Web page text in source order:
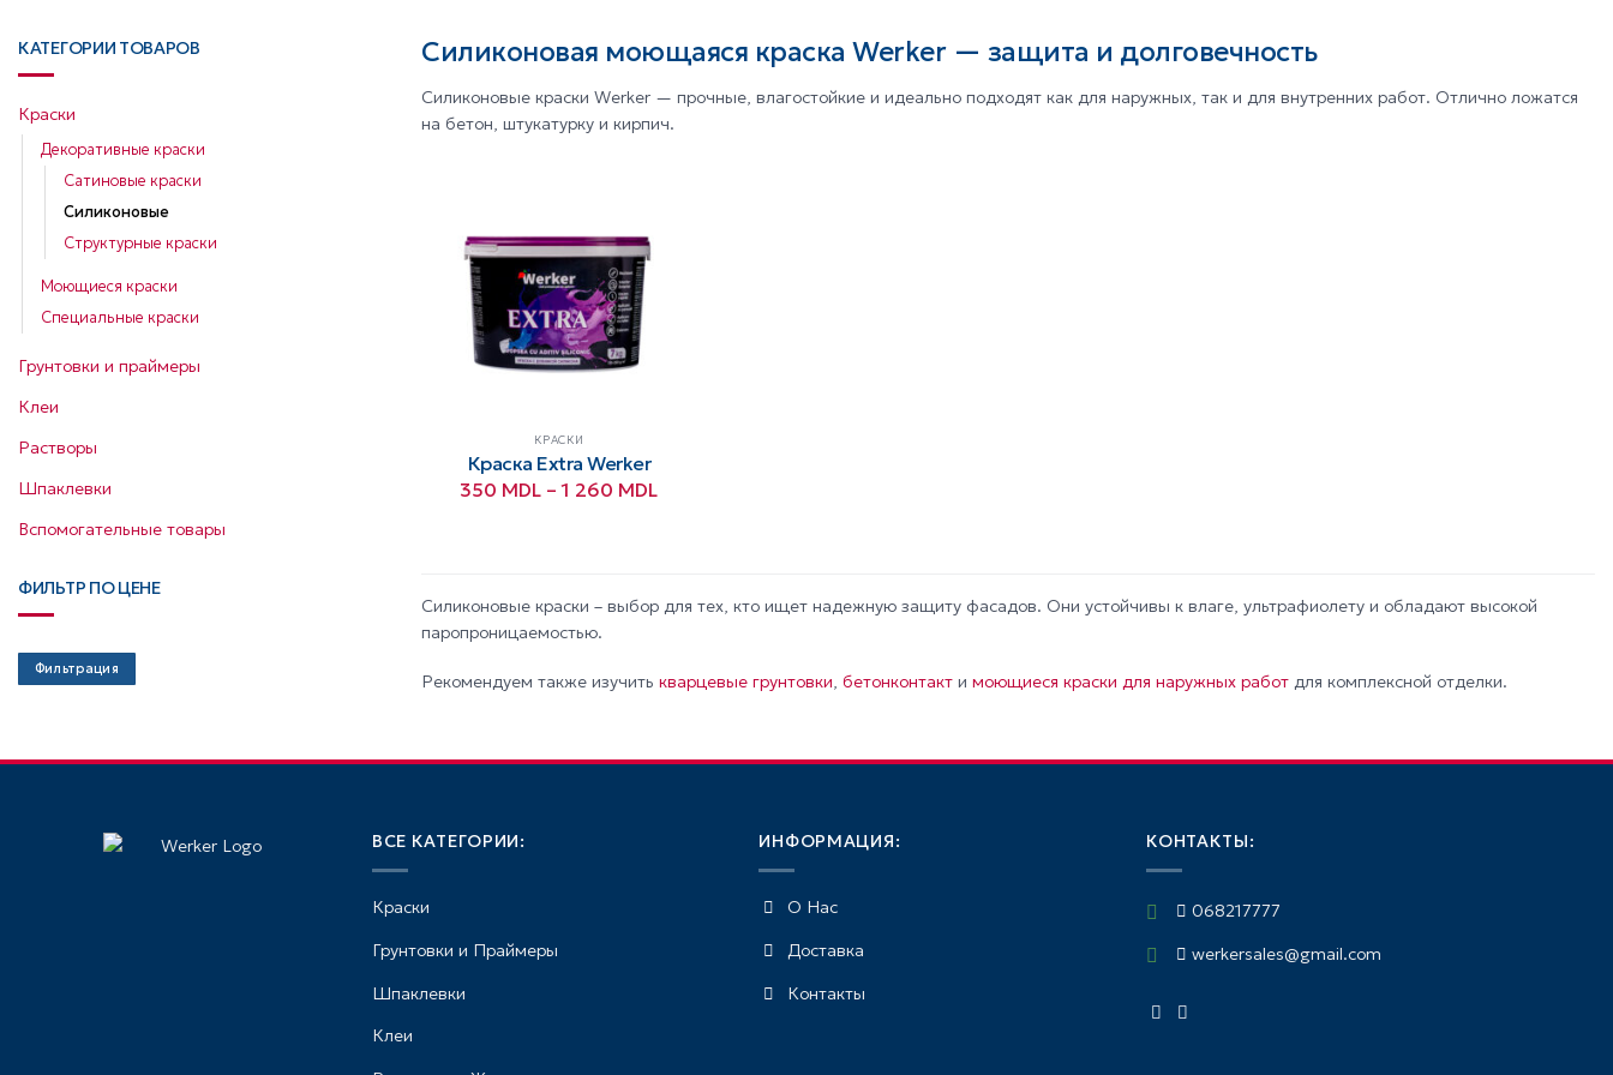
КАТЕГОРИИ ТОВАРОВ
Краски
Декоративные краски
Сатиновые краски
Силиконовые
Структурные краски
Моющиеся краски
Специальные краски
Грунтовки и праймеры
Клеи
Растворы
Шпаклевки
Вспомогательные товары
ФИЛЬТР ПО ЦЕНЕ
Минимальная
цена
Максимальная
цена
Фильтрация
Силиконовая моющаяся краска Werker — защита и долговечность
Силиконовые краски Werker — прочные, влагостойкие и идеально подходят как для наружных, так и для внутренних работ. Отлично ложатся
на бетон, штукатурку и кирпич.
КРАСКИ
Краска Extra Werker
350 MDL – 1 260 MDL
Силиконовые краски – выбор для тех, кто ищет надежную защиту фасадов. Они устойчивы к влаге, ультрафиолету и обладают высокой
паропроницаемостью.
Рекомендуем также изучить кварцевые грунтовки бетонконтакт и моющиеся краски для наружных работ для комплексной отделки.
ВСЕ КАТЕГОРИИ:
Краски
Грунтовки и Праймеры
Шпаклевки
Клеи
ИНФОРМАЦИЯ:
О Нас
Доставка
Контакты
КОНТАКТЫ:
068217777
werkersales@gmail.com